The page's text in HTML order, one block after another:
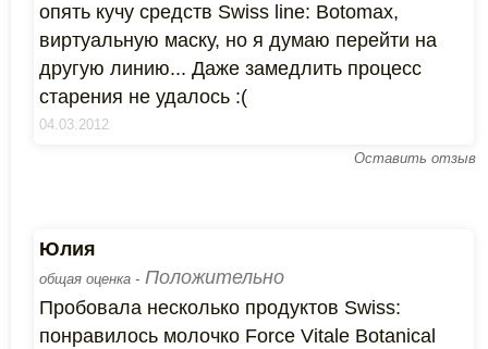
опять кучу средств Swiss line: Botomax,
виртуальную маску, но я думаю перейти на
другую линию... Даже замедлить процесс
старения не удалось :(
04.03.2012
Оставить отзыв
Юлия
общая оценка - Положительно
Пробовала несколько продуктов Swiss:
понравилось молочко Force Vitale Botanical